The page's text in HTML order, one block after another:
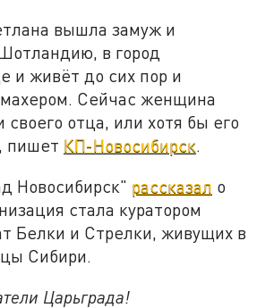
вышла замуж и
в город
и живёт до сих пор и
Сейчас женщина
своего отца, или хотя бы его
пишет КП-Новосибирск.
Новосибирск" рассказал о
стала куратором
Белки и Стрелки, живущих в
Сибири.
Царьграда!